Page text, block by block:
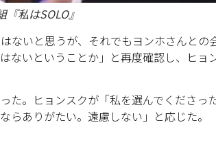
私はSOLO』
ないと思うが、それでもヨンホさんとの
ないということか」と再度確認し、ヒョ
た。ヒョンスクが「私を選んでくださっ
らありがたい。遠慮しない」と応じた。